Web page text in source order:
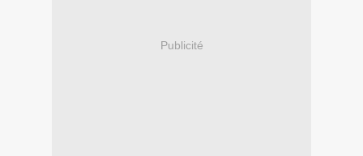
Publicité